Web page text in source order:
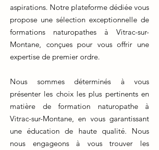
aspirations. Notre plateforme dédiée vous
propose une sélection exceptionnelle de
formations naturopathes à Vitrac-sur-
Montane, conçues pour vous offrir une
expertise de premier ordre.
Nous sommes déterminés à vous
présenter les choix les plus pertinents en
matière de formation naturopathe à
Vitrac-sur-Montane, en vous garantissant
une éducation de haute qualité. Nous
nous engageons à vous trouver les